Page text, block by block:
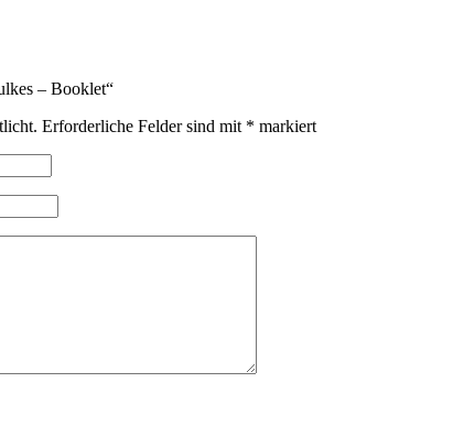
– Booklet“
Erforderliche Felder sind mit * markiert